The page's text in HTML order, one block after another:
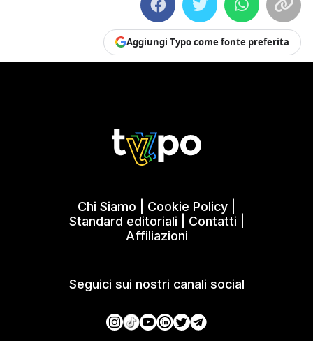
Aggiungi Typo come fonte preferita
Chi Siamo Cookie Policy
Standard editoriali
Contatti
Affiliazioni
Seguici sui nostri canali social